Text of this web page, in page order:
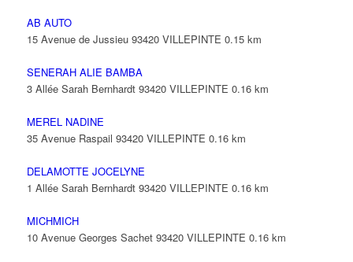
AB AUTO
15 Avenue de Jussieu 93420 VILLEPINTE 0.15 km
SENERAH ALIE BAMBA
3 Allée Sarah Bernhardt 93420 VILLEPINTE 0.16 km
MEREL NADINE
35 Avenue Raspail 93420 VILLEPINTE 0.16 km
DELAMOTTE JOCELYNE
1 Allée Sarah Bernhardt 93420 VILLEPINTE 0.16 km
MICHMICH
10 Avenue Georges Sachet 93420 VILLEPINTE 0.16 km